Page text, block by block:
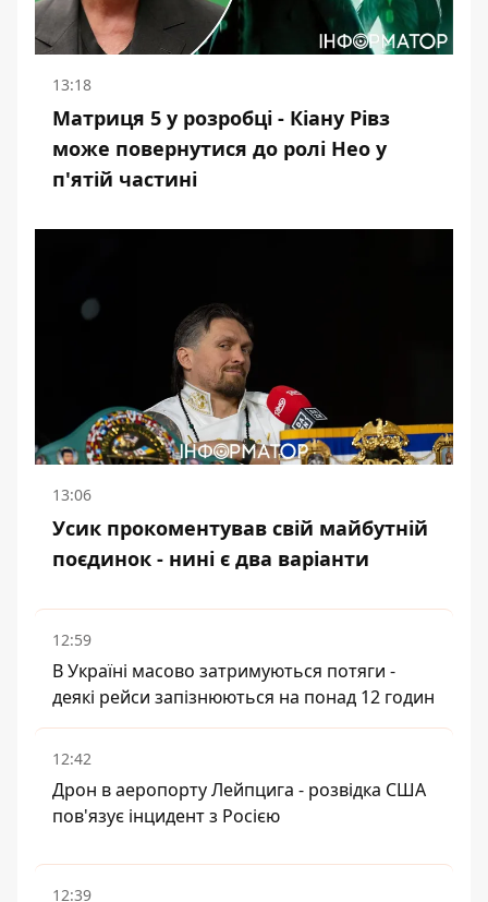
13:18
Матриця 5 у розробці - Кіану Рівз
може повернутися до ролі Нео у
п'ятій частині
13:06
Усик прокоментував свій майбутній
поєдинок - нині є два варіанти
12:59
В Україні масово затримуються потяги -
деякі рейси запізнюються на понад 12 годин
12:42
Дрон в аеропорту Лейпцига - розвідка США
пов'язує інцидент з Росією
12:39